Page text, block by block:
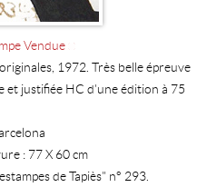
Vendue
1972. Très belle épreuve
et justifiée HC d'une édition à 75
: 77 X 60 cm
de Tapiès" n° 293.